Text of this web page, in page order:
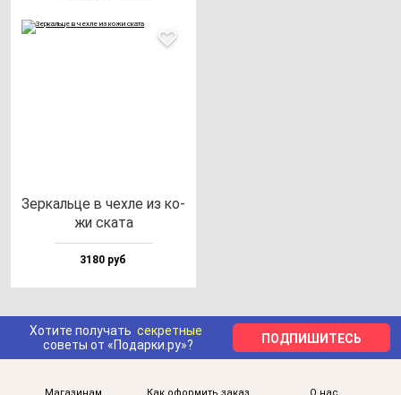
Зер­каль­це в чех­ле из ко­
жи ска­та
3180 руб
Хотите получать секретные
советы от «Подарки.ру»?
ПОДПИШИТЕСЬ